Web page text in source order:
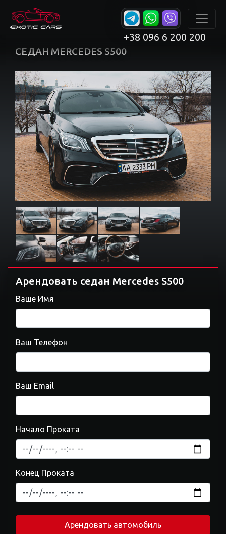
+38 096 6 200 200
СЕДАН MERCEDES S500
Арендовать седан Mercedes S500
Ваше Имя
Ваш Телефон
Ваш Email
Начало Проката
Конец Проката
Арендовать автомобиль